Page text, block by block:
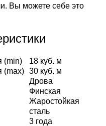
Вы можете себе это
(min) 18 куб. м
(max) 30 куб. м
Дрова
Финская
Жаростойкая
сталь
3 года